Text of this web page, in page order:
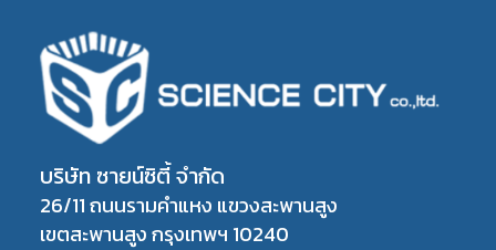
บริษัท ซายน์ซิตี้ จำกัด
26/11 ถนนรามคำแหง แขวงสะพานสูง
เขตสะพานสูง กรุงเทพฯ 10240